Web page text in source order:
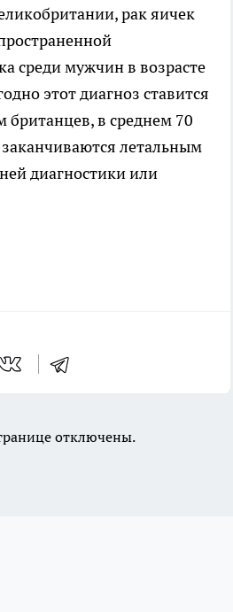
рак яичек
среди мужчин в возрасте
этот диагноз ставится
британцев, в среднем 70
летальным
диагностики или
отключены.